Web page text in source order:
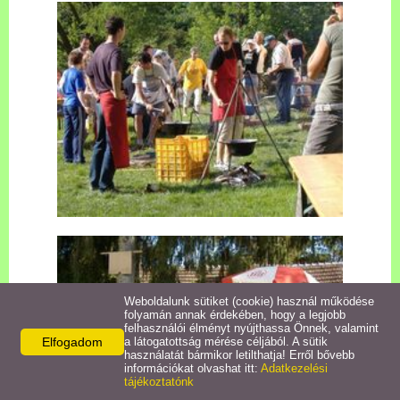
Pályázatok
Közérdekű információk
Letölthető nyomtatványok
E-ügyintézés
Anyakönyvi ügyek
Rendeletek,
Dokumentumok
Álláspályázat
Elfogadom
Weboldalunk sütiket (cookie) használ működése
folyamán annak érdekében, hogy a legjobb
felhasználói élményt nyújthassa Önnek, valamint
a látogatottság mérése céljából. A sütik
használatát bármikor letilthatja! Erről bővebb
információkat olvashat itt: Adatkezelési
tájékoztatónk